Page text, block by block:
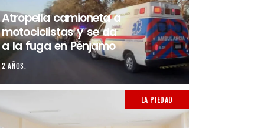
Atropella camioneta a
motociclistas y se da
a la fuga en Pénjamo
2 AÑOS.
LA PIEDAD